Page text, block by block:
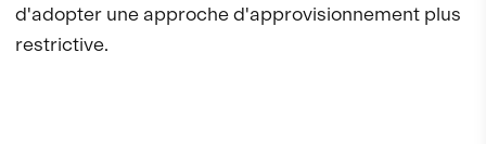
d'adopter une approche d'approvisionnement plus
restrictive.